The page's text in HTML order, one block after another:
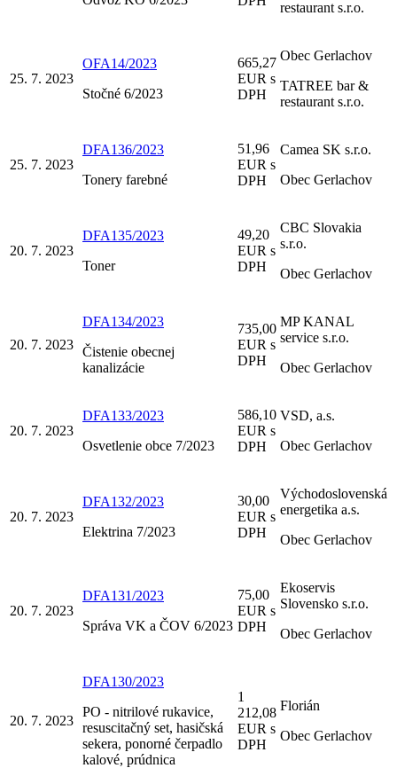
restaurant s.r.o.
25. 7. 2023
OFA14/2023
Stočné 6/2023
665,27
EUR s
DPH
Obec Gerlachov
TATREE bar &
restaurant s.r.o.
25. 7. 2023
DFA136/2023
Tonery farebné
51,96
EUR s
DPH
Camea SK s.r.o.
Obec Gerlachov
20. 7. 2023
DFA135/2023
Toner
49,20
EUR s
DPH
CBC Slovakia
s.r.o.
Obec Gerlachov
20. 7. 2023
DFA134/2023
Čistenie obecnej
kanalizácie
735,00
EUR s
DPH
MP KANAL
service s.r.o.
Obec Gerlachov
20. 7. 2023
DFA133/2023
Osvetlenie obce 7/2023
586,10
EUR s
DPH
VSD, a.s.
Obec Gerlachov
20. 7. 2023
DFA132/2023
Elektrina 7/2023
30,00
EUR s
DPH
Východoslovenská
energetika a.s.
Obec Gerlachov
20. 7. 2023
DFA131/2023
Správa VK a ČOV 6/2023
75,00
EUR s
DPH
Ekoservis
Slovensko s.r.o.
Obec Gerlachov
20. 7. 2023
DFA130/2023
PO - nitrilové rukavice,
resuscitačný set, hasičská
sekera, ponorné čerpadlo
kalové, prúdnica
1
212,08
EUR s
DPH
Florián
Obec Gerlachov